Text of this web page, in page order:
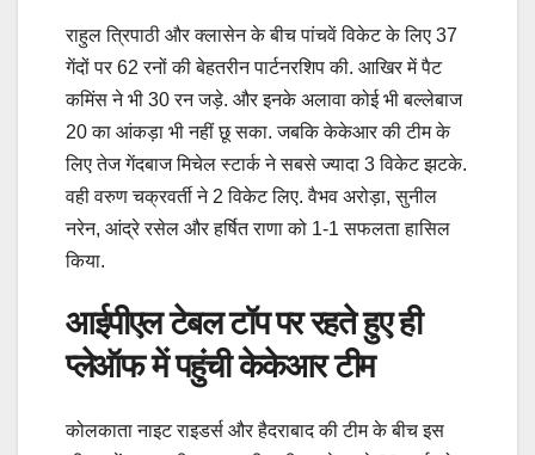
राहुल त्रिपाठी और क्लासेन के बीच पांचवें विकेट के लिए 37
गेंदों पर 62 रनों की बेहतरीन पार्टनरशिप की. आखिर में पैट
कमिंस ने भी 30 रन जड़े. और इनके अलावा कोई भी बल्लेबाज
20 का आंकड़ा भी नहीं छू सका. जबकि केकेआर की टीम के
लिए तेज गेंदबाज मिचेल स्टार्क ने सबसे ज्यादा 3 विकेट झटके.
वही वरुण चक्रवर्ती ने 2 विकेट लिए. वैभव अरोड़ा, सुनील
नरेन, आंद्रे रसेल और हर्षित राणा को 1-1 सफलता हासिल
किया.
आईपीएल टेबल टॉप पर रहते हुए ही
प्लेऑफ में पहुंची केकेआर टीम
कोलकाता नाइट राइडर्स और हैदराबाद की टीम के बीच इस